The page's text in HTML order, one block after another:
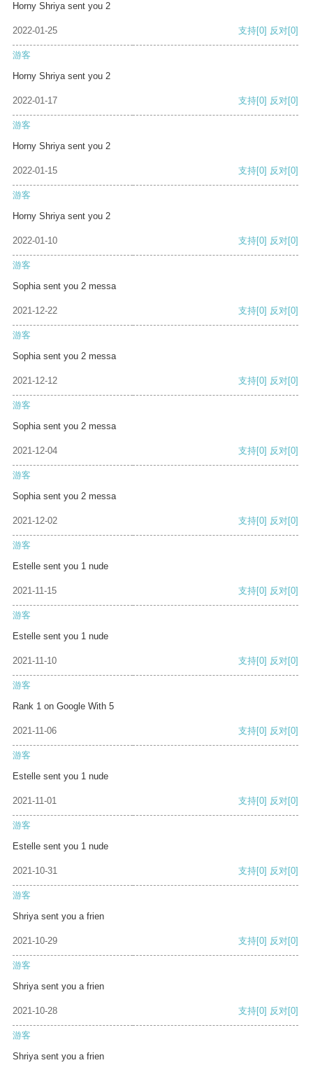
Horny Shriya sent you 2
2022-01-25 支持[0] 反对[0]
游客
Horny Shriya sent you 2
2022-01-17 支持[0] 反对[0]
游客
Horny Shriya sent you 2
2022-01-15 支持[0] 反对[0]
游客
Horny Shriya sent you 2
2022-01-10 支持[0] 反对[0]
游客
Sophia sent you 2 messa
2021-12-22 支持[0] 反对[0]
游客
Sophia sent you 2 messa
2021-12-12 支持[0] 反对[0]
游客
Sophia sent you 2 messa
2021-12-04 支持[0] 反对[0]
游客
Sophia sent you 2 messa
2021-12-02 支持[0] 反对[0]
游客
Estelle sent you 1 nude
2021-11-15 支持[0] 反对[0]
游客
Estelle sent you 1 nude
2021-11-10 支持[0] 反对[0]
游客
Rank 1 on Google With 5
2021-11-06 支持[0] 反对[0]
游客
Estelle sent you 1 nude
2021-11-01 支持[0] 反对[0]
游客
Estelle sent you 1 nude
2021-10-31 支持[0] 反对[0]
游客
Shriya sent you a frien
2021-10-29 支持[0] 反对[0]
游客
Shriya sent you a frien
2021-10-28 支持[0] 反对[0]
游客
Shriya sent you a frien